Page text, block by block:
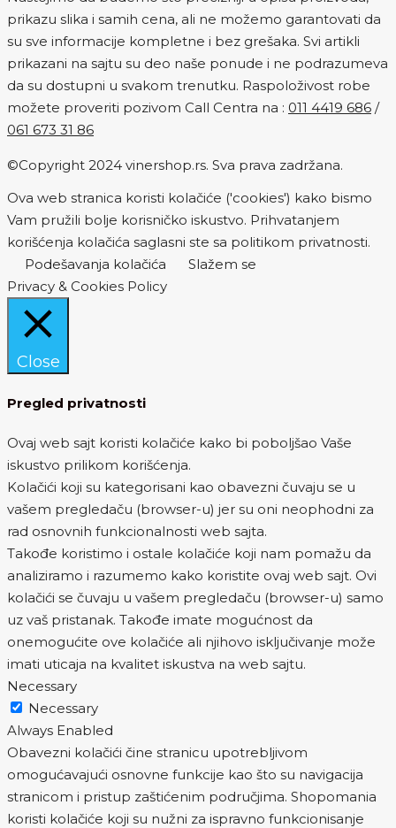
prikazu slika i samih cena, ali ne možemo garantovati da
su sve informacije kompletne i bez grešaka. Svi artikli
prikazani na sajtu su deo naše ponude i ne podrazumeva
da su dostupni u svakom trenutku. Raspoloživost robe
možete proveriti pozivom Call Centra na : 011 4419 686 /
061 673 31 86
©Copyright 2024 vinershop.rs. Sva prava zadržana.
Ova web stranica koristi kolačiće ('cookies') kako bismo
Vam pružili bolje korisničko iskustvo. Prihvatanjem
korišćenja kolačića saglasni ste sa politikom privatnosti.
Podešavanja kolačića
Slažem se
Privacy & Cookies Policy
Close
Pregled privatnosti
Ovaj web sajt koristi kolačiće kako bi poboljšao Vaše
iskustvo prilikom korišćenja.
Kolačići koji su kategorisani kao obavezni čuvaju se u
vašem pregledaču (browser-u) jer su oni neophodni za
rad osnovnih funkcionalnosti web sajta.
Takođe koristimo i ostale kolačiće koji nam pomažu da
analiziramo i razumemo kako koristite ovaj web sajt. Ovi
kolačići se čuvaju u vašem pregledaču (browser-u) samo
uz vaš pristanak. Takođe imate mogućnost da
onemogućite ove kolačiće ali njihovo isključivanje može
imati uticaja na kvalitet iskustva na web sajtu.
Necessary
Necessary
Always Enabled
Obavezni kolačići čine stranicu upotrebljivom
omogućavajući osnovne funkcije kao što su navigacija
stranicom i pristup zaštićenim područjima. Shopomania
koristi kolačiće koji su nužni za ispravno funkcionisanje